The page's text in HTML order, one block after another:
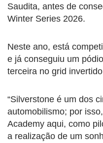
Saudita, antes de
Winter Series 2026.
Neste ano, está
e já conseguiu um
terceira no grid
“Silverstone é um dos
automobilismo; por
Academy aqui, como
a realização de um